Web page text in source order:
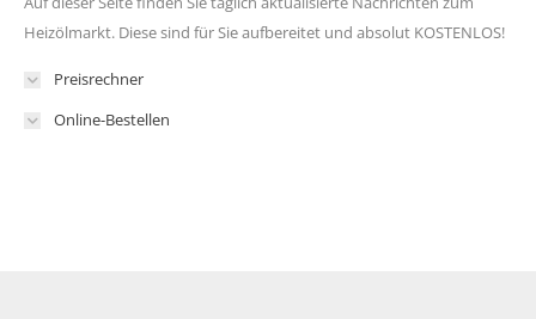
Heizölmarkt. Diese sind für Sie aufbereitet und absolut KOSTENLOS!
Preisrechner
Online-Bestellen